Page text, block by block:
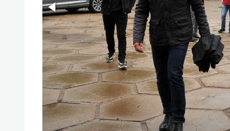
Рекомендуем
Опыт выживания в дикой
природе, работа
с ментальным и физическим
состоянием как основа
антихрупких команд